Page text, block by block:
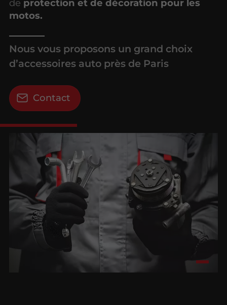
de protection et de décoration pour les
motos.
Nous vous proposons un grand choix
d’accessoires auto près de Paris
Contact